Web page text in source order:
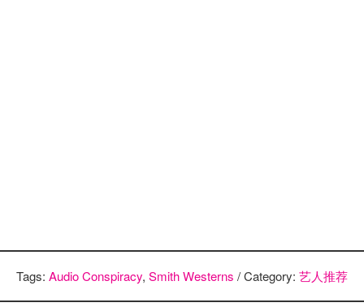
Tags: Audio Conspiracy, Smith Westerns / Category: 艺人推荐